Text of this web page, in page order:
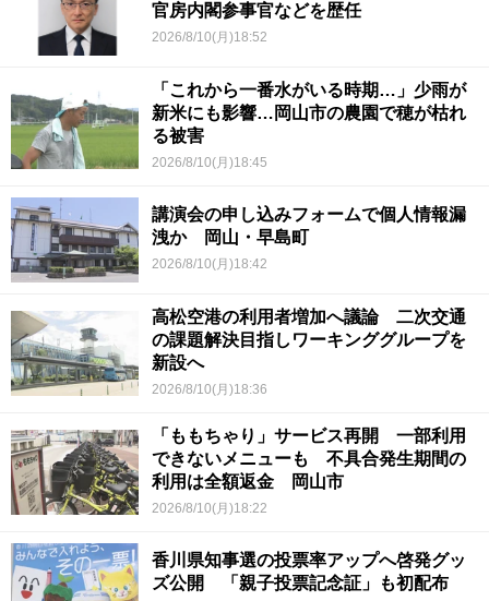
官房内閣参事官などを歴任
2026/8/10(月)18:52
「これから一番水がいる時期…」少雨が
新米にも影響…岡山市の農園で穂が枯れ
る被害
2026/8/10(月)18:45
講演会の申し込みフォームで個人情報漏
洩か 岡山・早島町
2026/8/10(月)18:42
高松空港の利用者増加へ議論 二次交通
の課題解決目指しワーキンググループを
新設へ
2026/8/10(月)18:36
「ももちゃり」サービス再開 一部利用
できないメニューも 不具合発生期間の
利用は全額返金 岡山市
2026/8/10(月)18:22
香川県知事選の投票率アップへ啓発グッ
ズ公開 「親子投票記念証」も初配布